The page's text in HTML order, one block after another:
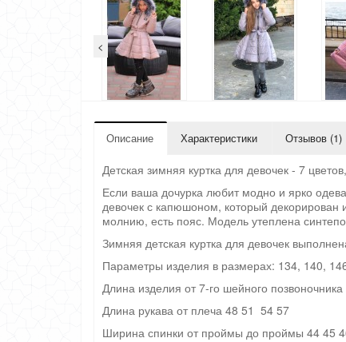
<
Описание Характеристики Отзывов (1)
Детская зимняя куртка для девочек - 7
Если ваша дочурка любит модно и ярко
девочек с капюшоном, который декорирован
молнию, есть пояс. Модель утеплена
Зимняя детская куртка для девочек
Параметры изделия в размерах: 134, 140,
Длина изделия от 7-го шейного
Длина рукава от плеча 48 51 54 57
Ширина спинки от проймы до проймы 44 45